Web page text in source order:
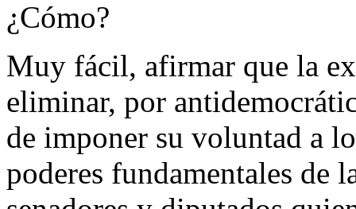
¿Cómo?
Muy fácil, afirmar que la
eliminar, por
de imponer su voluntad a
poderes fundamentales de